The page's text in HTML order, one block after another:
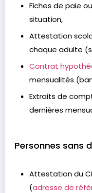
Fiches de paie
situation,
Attestation
chaque adulte
Contrat
mensualités
Extraits de
dernières
Personnes sans
Attestation du
(adresse de